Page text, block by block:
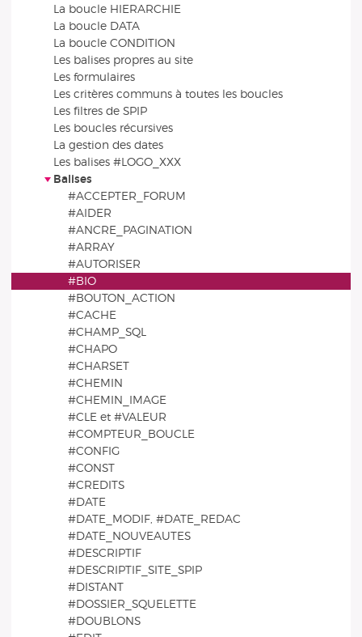
La boucle HIERARCHIE
La boucle DATA
La boucle CONDITION
Les balises propres au site
Les formulaires
Les critères communs à toutes les boucles
Les filtres de SPIP
Les boucles récursives
La gestion des dates
Les balises #LOGO_XXX
Balises
#ACCEPTER_FORUM
#AIDER
#ANCRE_PAGINATION
#ARRAY
#AUTORISER
#BIO
#BOUTON_ACTION
#CACHE
#CHAMP_SQL
#CHAPO
#CHARSET
#CHEMIN
#CHEMIN_IMAGE
#CLE et #VALEUR
#COMPTEUR_BOUCLE
#CONFIG
#CONST
#CREDITS
#DATE
#DATE_MODIF, #DATE_REDAC
#DATE_NOUVEAUTES
#DESCRIPTIF
#DESCRIPTIF_SITE_SPIP
#DISTANT
#DOSSIER_SQUELETTE
#DOUBLONS